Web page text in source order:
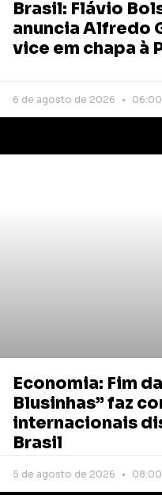
Brasil: Flávio
anuncia Alfredo
vice em chapa à
6 de agosto de 2026 06:00
Economia: Fim
Blusinhas” faz
internacionais
Brasil
5 de agosto de 2026 08:00